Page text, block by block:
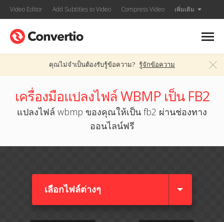
Video Editor Add Subtitles to Video Compress Video เพิ่มเติม
คุณไม่จำเป็นต้องรับรู้ข้อความ? รู้จักข้อความ
เครื่องมือแปลงไฟล์ WBMP เป็น FB2
แปลงไฟล์ wbmp ของคุณให้เป็น fb2 ผ่านช่องทาง
ออนไลน์ฟรี
เลือกไฟล์ต่างๆ​